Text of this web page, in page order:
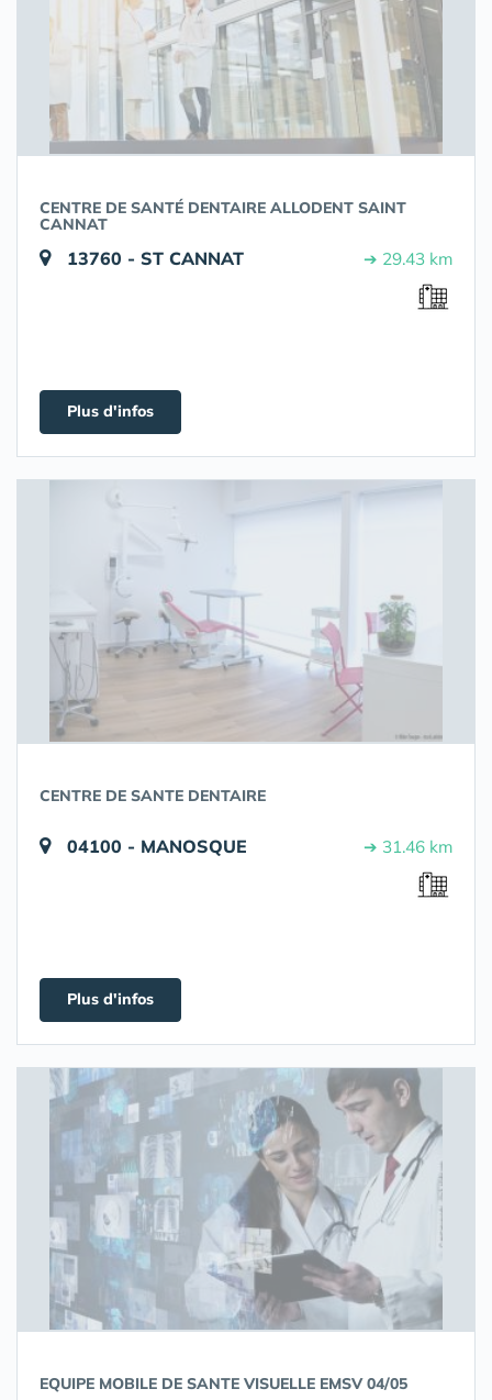
CENTRE DE SANTÉ DENTAIRE ALLODENT SAINT
CANNAT
13760 - ST CANNAT ➔ 29.43 km
Plus d'infos
CENTRE DE SANTE DENTAIRE
04100 - MANOSQUE ➔ 31.46 km
Plus d'infos
EQUIPE MOBILE DE SANTE VISUELLE EMSV 04/05